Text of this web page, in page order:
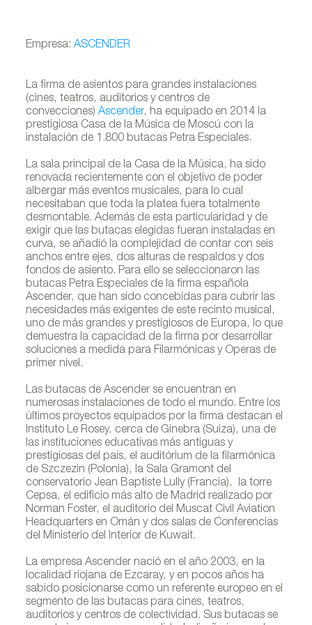
Empresa:ASCENDER
La firma de asientos para grandes instalaciones
(cines, teatros, auditorios y centros de
convecciones)Ascender, ha equipado en 2014 la
prestigiosa Casa de la Música de Moscú con la
instalación de 1.800 butacas Petra Especiales.
La sala principal de la Casa de la Música, ha sido
renovada recientemente con el objetivo de poder
albergar más eventos musicales, para lo cual
necesitaban que toda la platea fuera totalmente
desmontable. Además de esta particularidad y de
exigir que las butacas elegidas fueran instaladas en
curva, se añadió la complejidad de contar con seis
anchos entre ejes, dos alturas de respaldos y dos
fondos de asiento. Para ello se seleccionaron las
butacas Petra Especiales de la firma española
Ascender, que han sido concebidas para cubrir las
necesidades más exigentes de este recinto musical,
uno de más grandes y prestigiosos de Europa, lo que
demuestra la capacidad de la firma por desarrollar
soluciones a medida para Filarmónicas y Operas de
primer nivel.
Las butacas de Ascender se encuentran en
numerosas instalaciones de todo el mundo. Entre los
últimos proyectos equipados por la firma destacan el
Instituto Le Rosey, cerca de Ginebra (Suiza), una de
las instituciones educativas más antiguas y
prestigiosas del país, el auditórium de la filarmónica
de Szczezin (Polonia), la Sala Gramont del
conservatorio Jean Baptiste Lully (Francia), la torre
Cepsa, el edificio más alto de Madrid realizado por
Norman Foster, el auditorio del Muscat Civil Aviation
Headquarters en Omán y dos salas de Conferencias
del Ministerio del Interior de Kuwait.
La empresa Ascender nació en el año 2003, en la
localidad riojana de Ezcaray, y en pocos años ha
sabido posicionarse como un referente europeo en el
segmento de las butacas para cines, teatros,
auditorios y centros de colectividad. Sus butacas se